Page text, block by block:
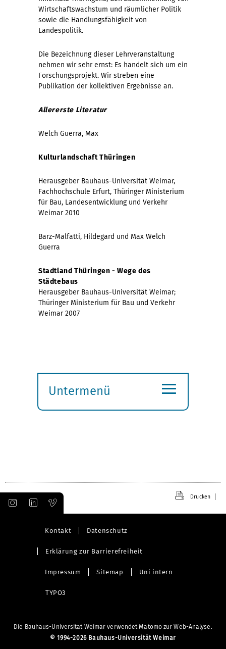
Wirtschaftswachstum und räumlicher Politik
sowie die Handlungsfähigkeit von
Landespolitik.
Die Bezeichnung dieser Lehrveranstaltung
nehmen wir sehr ernst: Es handelt sich um ein
Forschungsprojekt. Wir streben eine
Publikation der kollektiven Ergebnisse an.
Allererste Literatur
Welch Guerra, Max
Kulturlandschaft Thüringen
Herausgeber Bauhaus-Universität Weimar,
Fachhochschule Erfurt, Thüringer Ministerium
für Bau, Landesentwicklung und Verkehr
Weimar 2010
Barz-Malfatti, Hildegard und Max Welch
Guerra
Stadtland Thüringen - Wege des
Städtebaus
Herausgeber Bauhaus-Universität Weimar;
Thüringer Ministerium für Bau und Verkehr
Weimar 2007
Untermenü
≡
Drucken
Kontakt Datenschutz
Erklärung zur Barrierefreiheit
Impressum Sitemap Uni intern
TYPO3
Die Bauhaus-Universität Weimar verwendet Matomo zur Web-Analyse.
© 1994-2026 Bauhaus-Universität Weimar